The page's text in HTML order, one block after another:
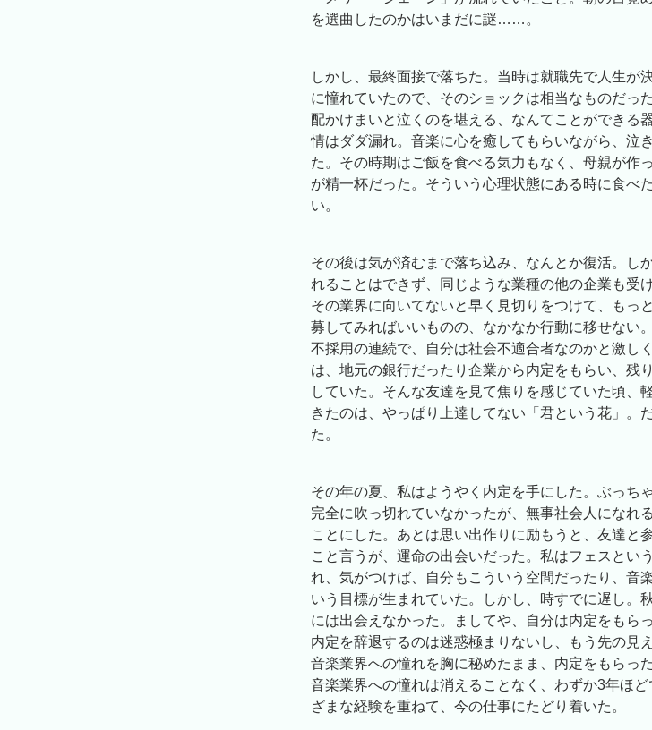
を選曲したのかはいまだに謎……。
しかし、最終面接で落ちた。当時は就職先で人生が
に憧れていたので、そのショックは相当なものだっ
配かけまいと泣くのを堪える、なんてことができる
情はダダ漏れ。音楽に心を癒してもらいながら、泣
た。その時期はご飯を食べる気力もなく、母親が作
が精一杯だった。そういう心理状態にある時に食べ
い。
その後は気が済むまで落ち込み、なんとか復活。し
れることはできず、同じような業種の他の企業も受
その業界に向いてないと早く見切りをつけて、もっ
募してみればいいものの、なかなか行動に移せない
不採用の連続で、自分は社会不適合者なのかと激し
は、地元の銀行だったり企業から内定をもらい、残
していた。そんな友達を見て焦りを感じていた頃、
きたのは、やっぱり上達してない「君という花」。
た。
その年の夏、私はようやく内定を手にした。ぶっち
完全に吹っ切れていなかったが、無事社会人になれ
ことにした。あとは思い出作りに励もうと、友達と
こと言うが、運命の出会いだった。私はフェスとい
れ、気がつけば、自分もこういう空間だったり、音
いう目標が生まれていた。しかし、時すでに遅し。
には出会えなかった。ましてや、自分は内定をもら
内定を辞退するのは迷惑極まりないし、もう先の見
音楽業界への憧れを胸に秘めたまま、内定をもらっ
音楽業界への憧れは消えることなく、わずか3年ほ
ざまな経験を重ねて、今の仕事にたどり着いた。